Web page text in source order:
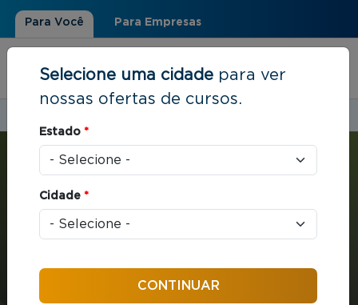
Para Você Para Empresas
Você está aqui
Marketing e Vendas
MBA
Selecione uma cidade para ver
nossas ofertas de cursos.
Estado *
Cidade *